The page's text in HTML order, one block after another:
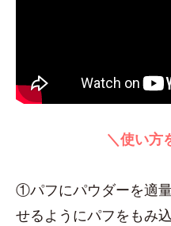
＼使い方
①パフにパウダーを適
せるようにパフをもみ